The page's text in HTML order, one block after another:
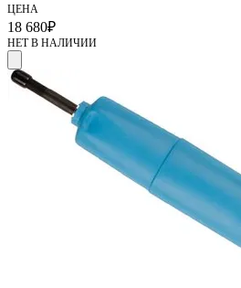
ЦЕНА
18 680₽
НЕТ В НАЛИЧИИ